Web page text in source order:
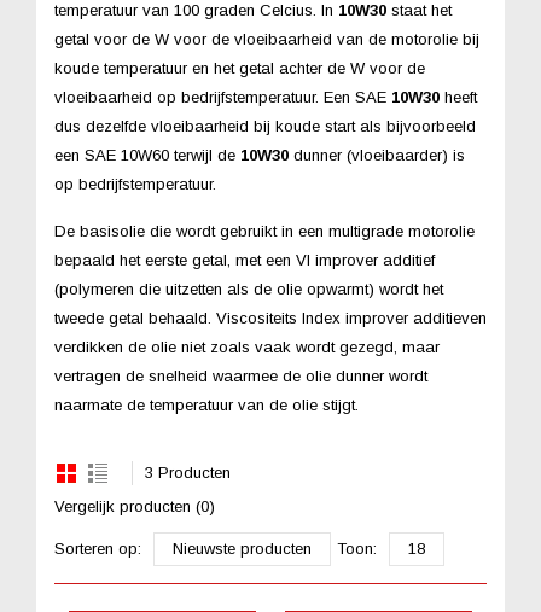
temperatuur van 100 graden Celcius. In 10W30 staat het
getal voor de W voor de vloeibaarheid van de motorolie bij
koude temperatuur en het getal achter de W voor de
vloeibaarheid op bedrijfstemperatuur. Een SAE 10W30 heeft
dus dezelfde vloeibaarheid bij koude start als bijvoorbeeld
een SAE 10W60 terwijl de 10W30 dunner (vloeibaarder) is
op bedrijfstemperatuur.
De basisolie die wordt gebruikt in een multigrade motorolie
bepaald het eerste getal, met een VI improver additief
(polymeren die uitzetten als de olie opwarmt) wordt het
tweede getal behaald. Viscositeits Index improver additieven
verdikken de olie niet zoals vaak wordt gezegd, maar
vertragen de snelheid waarmee de olie dunner wordt
naarmate de temperatuur van de olie stijgt.
3 Producten
Vergelijk producten (0)
Sorteren op: Nieuwste producten Toon: 18